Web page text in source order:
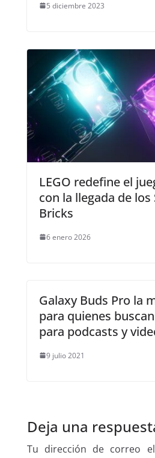
5 diciembre 2023
LEGO redefine el
con la llegada de los
Bricks
6 enero 2026
Galaxy Buds Pro la
para quienes
para podcasts y
9 julio 2021
Deja una
Tu dirección de correo